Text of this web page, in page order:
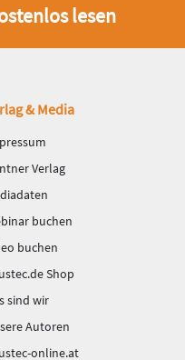
lesen
& Media
Verlag
buchen
buchen
Shop
sind wir
Autoren
online.at